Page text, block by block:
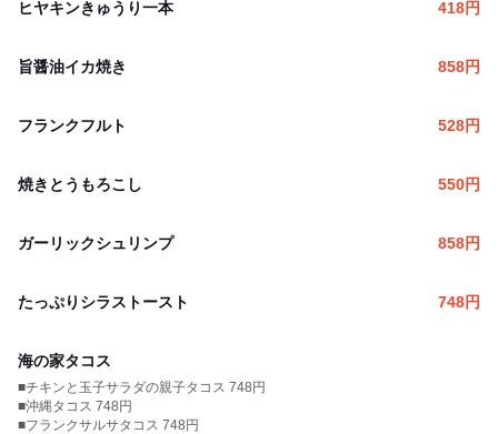
ヒヤキンきゅうり一本 418円
旨醤油イカ焼き 858円
フランクフルト 528円
焼きとうもろこし 550円
ガーリックシュリンプ 858円
たっぷりシラストースト 748円
海の家タコス
■チキンと玉子サラダの親子タコス 748円
■沖縄タコス 748円
■フランクサルサタコス 748円